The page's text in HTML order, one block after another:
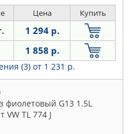
Цена Купить
1 294 р.
1 858 р.
(3) от 1 231 р.
фиолетовый G13 1.5L
VW TL 774 J